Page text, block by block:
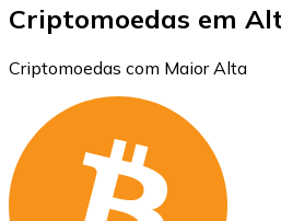
Criptomoedas em
Criptomoedas com Maior Alta